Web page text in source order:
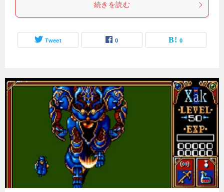
続きを読む
Tweet 0 0